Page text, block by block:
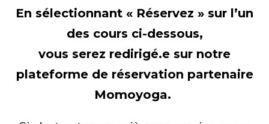
En sélectionnant « Réservez » sur l’un
des cours ci-dessous,
vous serez redirigé.e sur notre
plateforme de réservation partenaire
Momoyoga.